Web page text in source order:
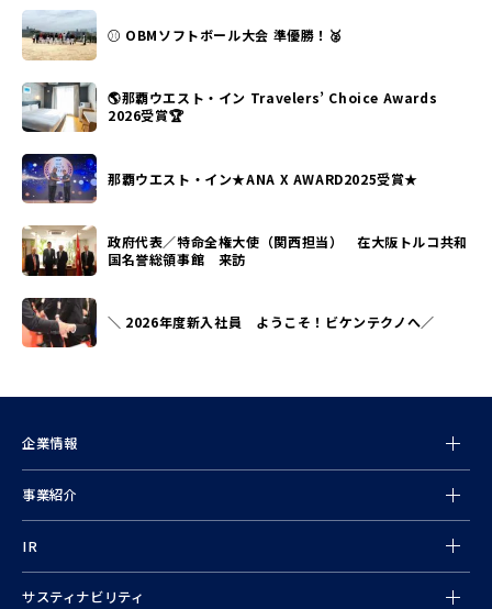
⚾ OBMソフトボール大会 準優勝！🥈
🌎那覇ウエスト・イン Travelers’ Choice Awards
2026受賞🏆
那覇ウエスト・イン★ANA X AWARD2025受賞★
政府代表／特命全権大使（関西担当） 在大阪トルコ共和
国名誉総領事館 来訪
＼ 2026年度新入社員 ようこそ！ビケンテクノへ／
企業情報
事業紹介
IR
サスティナビリティ